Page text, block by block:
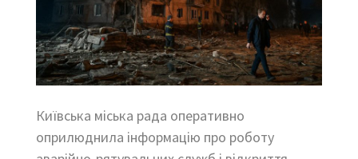
Київська міська рада оперативно
оприлюднила інформацію про роботу